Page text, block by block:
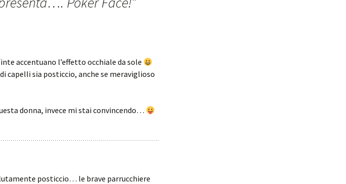
accentuano l’effetto occhiale da sole
capelli sia posticcio, anche se meraviglioso
donna, invece mi stai convincendo…
posticcio… le brave parrucchiere